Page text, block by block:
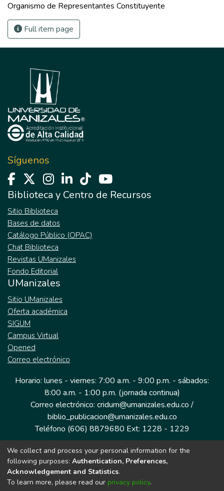
Organismo de Representantes Constituyente
Full item page
Síguenos
Biblioteca y Centro de Recursos
Sitio Biblioteca
Bases de datos
Catálogo Público (OPAC)
Chat Biblioteca
Revistas UManizales
Fondo Editorial
UManizales
Sitio UManizales
Oferta académica
SIGUM
Campus Virtual
Opened
Correo electrónico
Horario: lunes - viernes: 7:00 a.m. - 9:00 p.m. - sábados:
8:00 a.m. - 1:00 p.m. (jornada continua)
Correo electrónico: cridum@umanizales.edu.co /
biblio_publicacion@umanizales.edu.co
Teléfono (606) 8879680 Ext: 1228 - 1229
Dirección: Cra 9 a # 19-03 Edificio histórico, piso 1
Manizales, Caldas
Colombia.
We collect and process your personal information for the
following purposes: Authentication, Preferences,
Acknowledgement and Statistics.
To learn more, please read our privacy policy.